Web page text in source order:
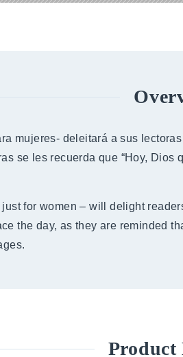
mujeres- deleitará a sus
se les recuerda que “Hoy,
for women – will delight
the day, as they are reminded
Product